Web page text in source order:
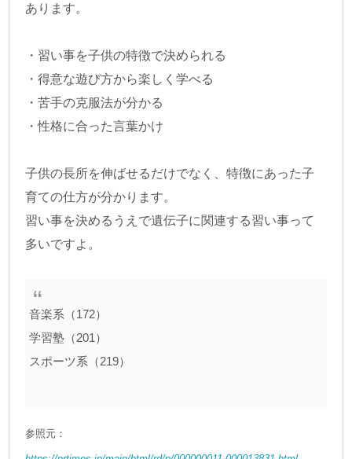
あります。
・習い事を子供の特徴で決められる
・得意な遊び方から楽しく学べる
・苦手の克服法が分かる
・性格に合った言葉かけ
子供の長所を伸ばせるだけでなく、特徴にあった子
育ての仕方が分かります。
習い事を決めるうえで遺伝子に関連する習い事って
多いですよ。
音楽系（172）
学習塾（201）
スポーツ系（219）
参照元：